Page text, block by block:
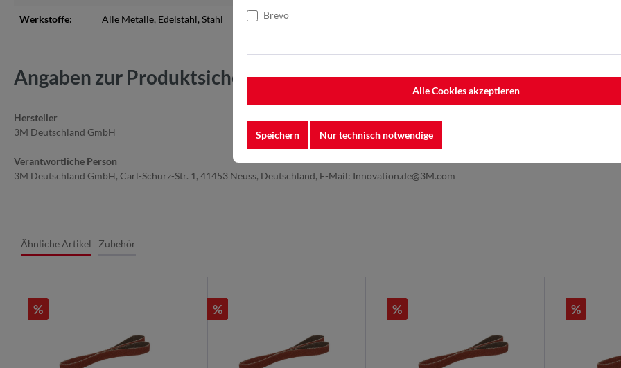
Werkstoffe: Alle Metalle, Edelstahl, Stahl
Angaben zur Produktsicherheit
Hersteller
3M Deutschland GmbH
Verantwortliche Person
3M Deutschland GmbH, Carl-Schurz-Str. 1, 41453 Neuss, Deutschland, E-Mail: Innovation.de@3M.com
Ähnliche Artikel Zubehör
% % % %
Brevo
Alle Cookies akzeptieren
Speichern Nur technisch notwendige